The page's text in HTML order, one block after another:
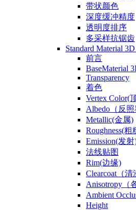
带状颜色
深度缓冲精度
透明度排序
多采样抗锯齿
Standard Material
前言
BaseMaterial
Transparency
着色
Vertex Color(
Albedo（反照
Metallic(金属)
Roughness(粗
Emission(发射
法线贴图
Rim(边缘)
Clearcoat（清
Anisotropy（
Ambient
Height